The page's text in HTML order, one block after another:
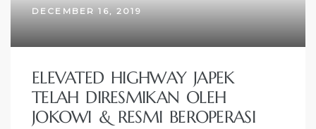
DECEMBER 16, 2019
ELEVATED HIGHWAY JAPEK
TELAH DIRESMIKAN OLEH
JOKOWI & RESMI BEROPERASI